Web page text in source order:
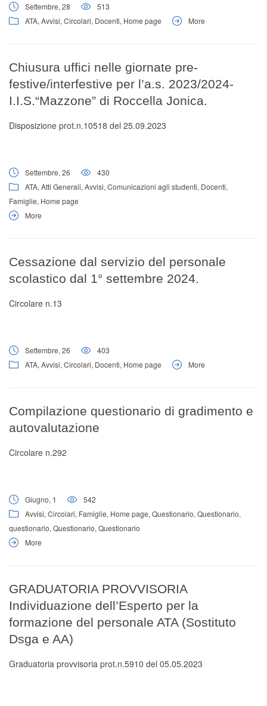
Settembre, 28
513
ATA, Avvisi, Circolari, Docenti, Home page More
Chiusura uffici nelle giornate pre-
festive/interfestive per l’a.s. 2023/2024-
I.I.S.“Mazzone” di Roccella Jonica.
Disposizione prot.n.10518 del 25.09.2023
Settembre, 26
430
ATA, Atti Generali, Avvisi, Comunicazioni agli studenti, Docenti,
Famiglie, Home page
More
Cessazione dal servizio del personale
scolastico dal 1° settembre 2024.
Circolare n.13
Settembre, 26
403
ATA, Avvisi, Circolari, Docenti, Home page More
Compilazione questionario di gradimento e
autovalutazione
Circolare n.292
Giugno, 1
542
Avvisi, Circolari, Famiglie, Home page, Questionario, Questionario,
questionario, Questionario, Questionario
More
GRADUATORIA PROVVISORIA
Individuazione dell’Esperto per la
formazione del personale ATA (Sostituto
Dsga e AA)
Graduatoria provvisoria prot.n.5910 del 05.05.2023